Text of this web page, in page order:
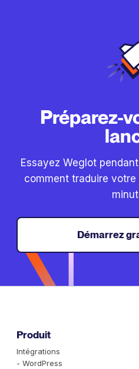
Préparez-
Essayez Weglot
comment traduire
Démarrez
Produit
Intégrations
- WordPress